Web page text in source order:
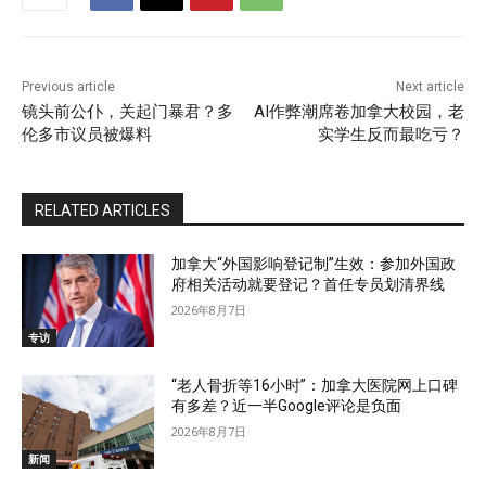
Previous article
镜头前公仆，关起门暴君？多
伦多市议员被爆料
Next article
AI作弊潮席卷加拿大校园，老
实学生反而最吃亏？
RELATED ARTICLES
专访
加拿大“外国影响登记制”生效：参加外国政
府相关活动就要登记？首任专员划清界线
2026年8月7日
新闻
“老人骨折等16小时”：加拿大医院网上口碑
有多差？近一半Google评论是负面
2026年8月7日